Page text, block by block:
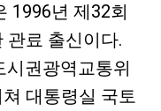
1996년 제32회
관료 출신이다.
권광역교통위
대통령실 국토